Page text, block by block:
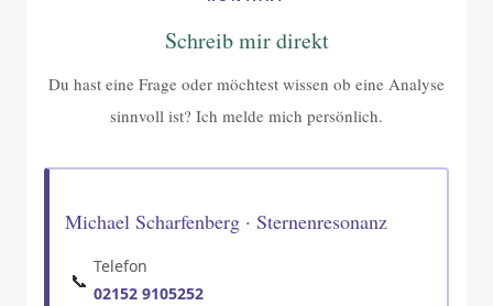
Schreib mir direkt
Du hast eine Frage oder möchtest wissen ob eine Analyse
sinnvoll ist? Ich melde mich persönlich.
Michael Scharfenberg · Sternenresonanz
📞
Telefon
02152 9105252